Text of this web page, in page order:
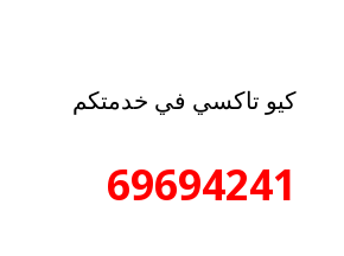
كيو تاكسي في خدمتكم
69694241